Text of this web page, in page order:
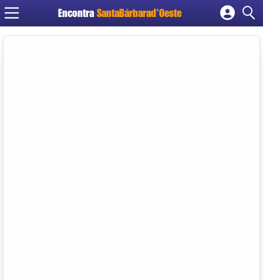
Encontra SantaBárbarad'Oeste
Cadastrar empresa